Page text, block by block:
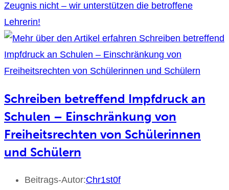
Zeugnis nicht – wir unterstützen die betroffene
Lehrerin!
Schreiben betreffend Impfdruck an
Schulen – Einschränkung von
Freiheitsrechten von Schülerinnen
und Schülern
Beitrags-Autor:Chr1st0f